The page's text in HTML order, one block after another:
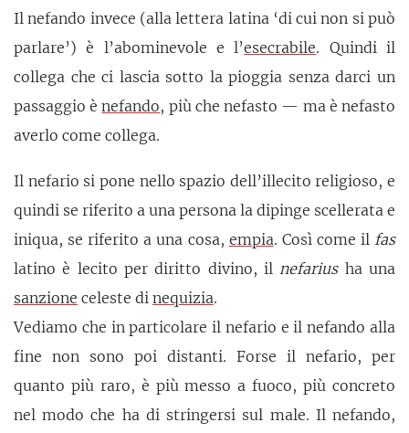
Il nefando invece (alla lettera latina ‘di cui non si può
parlare’) è l’abominevole e l’esecrabile. Quindi il
collega che ci lascia sotto la pioggia senza darci un
passaggio ènefando, più che nefasto — ma è nefasto
averlo come collega.
Il nefario si pone nello spazio dell’illecito religioso, e
quindi se riferito a una persona la dipinge scellerata e
iniqua, se riferito a una cosa, empia. Così come il fas
latino è lecito per diritto divino, il nefariusha una
sanzione celeste di nequizia.
Vediamo che in particolare il nefario e il nefando alla
fine non sono poi distanti. Forse il nefario, per
quanto più raro, è più messo a fuoco, più concreto
nel modo che ha di stringersi sul male. Il nefando,